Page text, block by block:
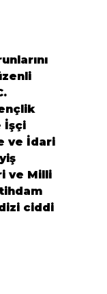
İşçi
ve İdari
ve Milli
ciddi